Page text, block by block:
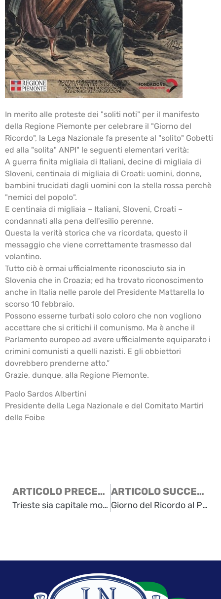
In merito alle proteste dei "soliti noti" per il manifesto
della Regione Piemonte per celebrare il "Giorno del
Ricordo", la Lega Nazionale fa presente al "solito" Gobetti
ed alla "solita" ANPI" le seguenti elementari verità:
A guerra finita migliaia di Italiani, decine di migliaia di
Sloveni, centinaia di migliaia di Croati: uomini, donne,
bambini trucidati dagli uomini con la stella rossa perchè
"nemici del popolo".
E centinaia di migliaia – Italiani, Sloveni, Croati –
condannati alla pena dell'esilio perenne.
Questa la verità storica che va ricordata, questo il
messaggio che viene correttamente trasmesso dal
volantino.
Tutto ciò è ormai ufficialmente riconosciuto sia in
Slovenia che in Croazia; ed ha trovato riconoscimento
anche in Italia nelle parole del Presidente Mattarella lo
scorso 10 febbraio.
Possono esserne turbati solo coloro che non vogliono
accettare che si critichi il comunismo. Ma è anche il
Parlamento europeo ad avere ufficialmente equiparato i
crimini comunisti a quelli nazisti. E gli obbiettori
dovrebbero prenderne atto.”
Grazie, dunque, alla Regione Piemonte.
Paolo Sardos Albertini
Presidente della Lega Nazionale e del Comitato Martiri
delle Foibe
ARTICOLO PRECEDENTE
Trieste sia capitale morale di tutti gli italiani dell’Adriatico orientale
ARTICOLO SUCCESSIVO
Giorno del Ricordo al Politeama Rossetti di Trieste